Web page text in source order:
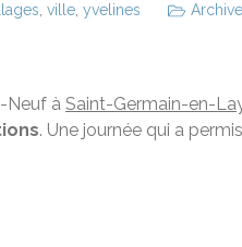
ville yvelines
Neuf à Saint-Germain-en-
. Une journée qui a